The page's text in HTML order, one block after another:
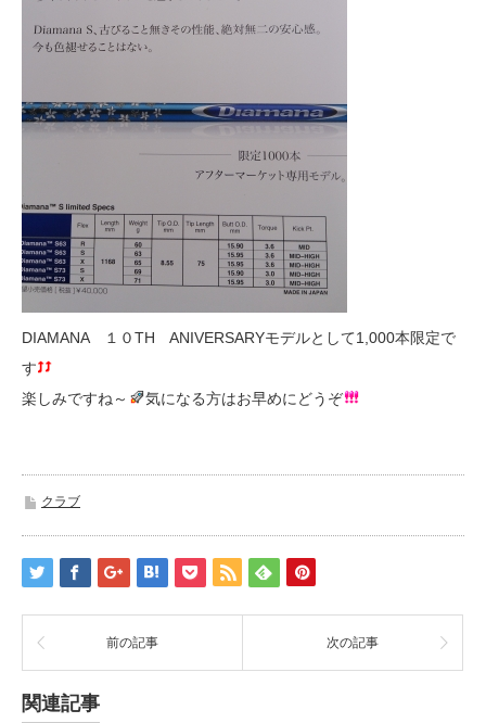
DIAMANA １０TH ANIVERSARYモデルとして1,000本限定で
す
楽しみですね～
気になる方はお早めにどうぞ
クラブ
前の記事 次の記事
関連記事